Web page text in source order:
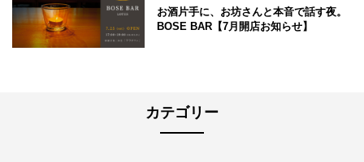
お酒片手に、お坊さんと本音で話す夜。
BOSE BAR【7月開店お知らせ】
カテゴリー